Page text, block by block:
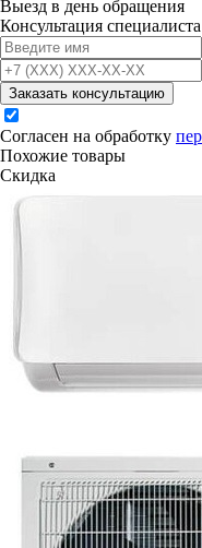
Выезд в день обращения
Консультация специалиста
Заказать консультацию
Согласен на обработку
Похожие товары
Скидка